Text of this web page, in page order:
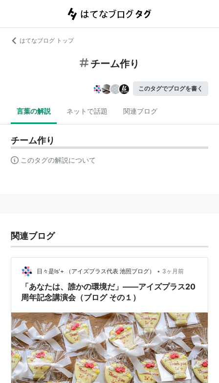
はてなブログ トップ
チーム作り
このタグでブログを書く
言葉の解説 ネットで話題 関連ブログ
チーム作り
このタグの解説について
関連ブログ
日々是Is'+ （アイズプラス代表 池照ブログ） • 3ヶ月前
「あなたは、誰かの環境だ」——アイズプラス20
周年記念講演会（ブログ その１）